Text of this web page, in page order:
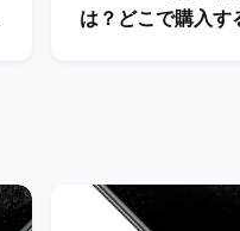
は？どこで購入す